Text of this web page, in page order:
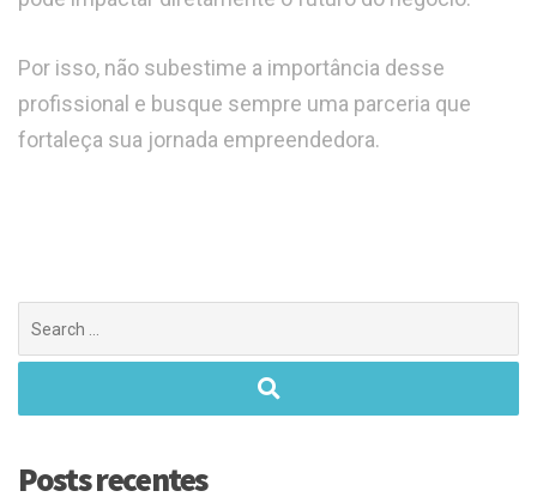
Por isso, não subestime a importância desse
profissional e busque sempre uma parceria que
fortaleça sua jornada empreendedora.
Posts recentes